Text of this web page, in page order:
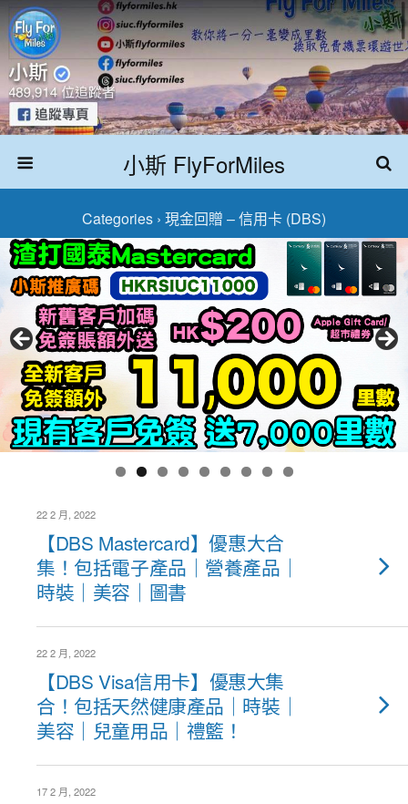
小斯 FlyForMiles
Categories › 現金回贈 – 信用卡 (DBS)
22 2 月, 2022
【DBS Mastercard】優惠大合
集！包括電子產品｜營養產品｜
時裝｜美容｜圖書
22 2 月, 2022
【DBS Visa信用卡】優惠大集
合！包括天然健康產品｜時裝｜
美容｜兒童用品｜禮籃！
17 2 月, 2022